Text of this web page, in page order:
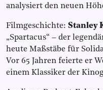
analysiert den neuen
Filmgeschichte: Stanley
„Spartacus“ – der
heute Maßstäbe für
Vor 65 Jahren feierte er
einem Klassiker der